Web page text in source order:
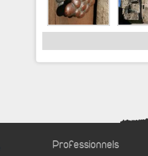
Professionnels